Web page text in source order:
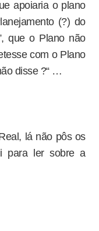
apoiaria o plano
(?) do
que o Plano não
com o Plano
disse ?“ …
lá não pôs os
para ler sobre a